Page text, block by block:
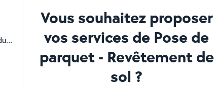
Vous souhaitez proposer
vos services de Pose de
parquet - Revêtement de
sol ?